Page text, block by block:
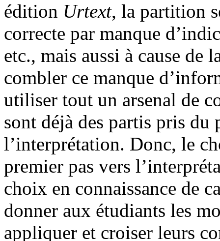
édition Urtext, la partition
correcte par manque
etc., mais aussi à cause de
combler ce manque
utiliser tout un arsenal de
sont déjà des partis pris
l’interprétation. Donc, le
premier pas vers
choix en connaissance de
donner aux étudiants les
appliquer et croiser leurs